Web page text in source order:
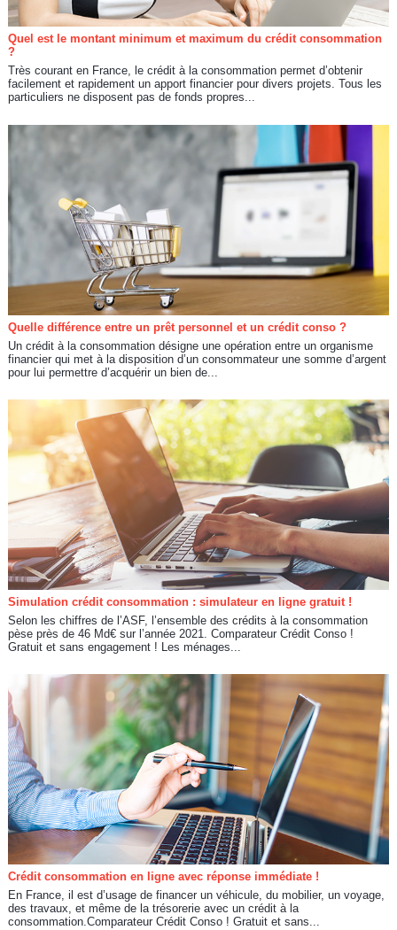
Quel est le montant minimum et maximum du crédit consommation
?
Très courant en France, le crédit à la consommation permet d’obtenir
facilement et rapidement un apport financier pour divers projets. Tous les
particuliers ne disposent pas de fonds propres...
Quelle différence entre un prêt personnel et un crédit conso ?
Un crédit à la consommation désigne une opération entre un organisme
financier qui met à la disposition d’un consommateur une somme d’argent
pour lui permettre d’acquérir un bien de...
Simulation crédit consommation : simulateur en ligne gratuit !
Selon les chiffres de l’ASF, l’ensemble des crédits à la consommation
pèse près de 46 Md€ sur l’année 2021. Comparateur Crédit Conso !
Gratuit et sans engagement ! Les ménages...
Crédit consommation en ligne avec réponse immédiate !
En France, il est d’usage de financer un véhicule, du mobilier, un voyage,
des travaux, et même de la trésorerie avec un crédit à la
consommation.Comparateur Crédit Conso ! Gratuit et sans...